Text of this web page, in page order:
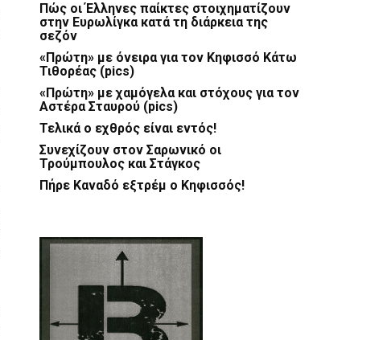
Πώς οι Έλληνες παίκτες στοιχηματίζουν
στην Ευρωλίγκα κατά τη διάρκεια της
σεζόν
«Πρώτη» με όνειρα για τον Κηφισσό Κάτω
Τιθορέας (pics)
«Πρώτη» με χαμόγελα και στόχους για τον
Αστέρα Σταυρού (pics)
Τελικά ο εχθρός είναι εντός!
Συνεχίζουν στον Σαρωνικό οι
Τρούμπουλος και Στάγκος
Πήρε Καναδό εξτρέμ ο Κηφισσός!